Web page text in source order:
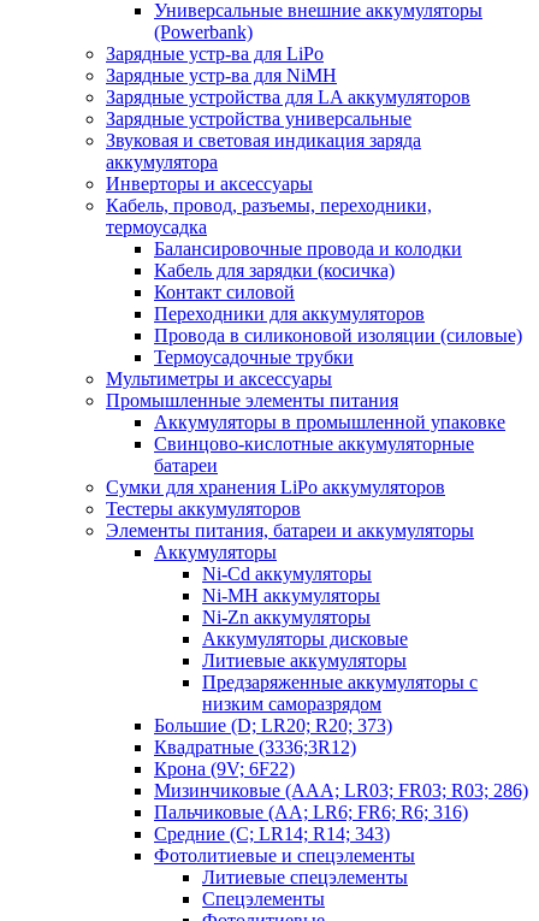
Универсальные внешние аккумуляторы
(Powerbank)
Зарядные устр-ва для LiPo
Зарядные устр-ва для NiMH
Зарядные устройства для LA аккумуляторов
Зарядные устройства универсальные
Звуковая и световая индикация заряда
аккумулятора
Инверторы и аксессуары
Кабель, провод, разъемы, переходники,
термоусадка
Балансировочные провода и колодки
Кабель для зарядки (косичка)
Контакт силовой
Переходники для аккумуляторов
Провода в силиконовой изоляции (силовые)
Термоусадочные трубки
Мультиметры и аксессуары
Промышленные элементы питания
Аккумуляторы в промышленной упаковке
Свинцово-кислотные аккумуляторные
батареи
Сумки для хранения LiPo аккумуляторов
Тестеры аккумуляторов
Элементы питания, батареи и аккумуляторы
Аккумуляторы
Ni-Cd аккумуляторы
Ni-MH аккумуляторы
Ni-Zn аккумуляторы
Аккумуляторы дисковые
Литиевые аккумуляторы
Предзаряженные аккумуляторы с
низким саморазрядом
Большие (D; LR20; R20; 373)
Квадратные (3336;3R12)
Крона (9V; 6F22)
Мизинчиковые (AAA; LR03; FR03; R03; 286)
Пальчиковые (AA; LR6; FR6; R6; 316)
Средние (C; LR14; R14; 343)
Фотолитиевые и спецэлементы
Литиевые спецэлементы
Спецэлементы